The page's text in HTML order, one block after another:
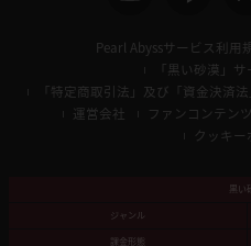
Pearl Abyssサービス利用
「黒い砂漠」
「特定商取引法」及び「資金決済
運営会社
ファンコンテン
クッキ
黒い
ジャンル
課金形態